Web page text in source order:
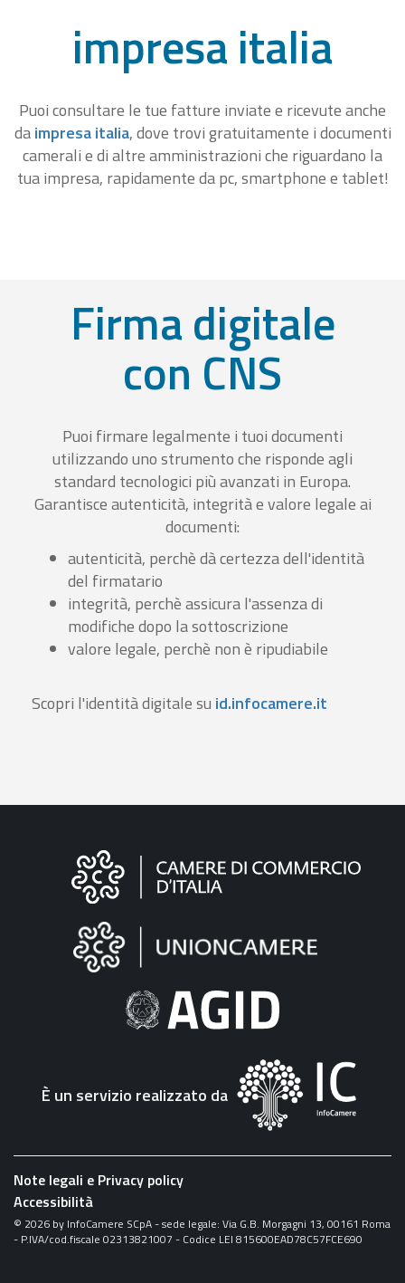
impresa italia
Puoi consultare le tue fatture inviate e ricevute anche
daimpresa italia, dove trovi gratuitamente i documenti
camerali e di altre amministrazioni che riguardano la
tua impresa, rapidamente da pc, smartphone e tablet!
Firma digitale
con CNS
Puoi firmare legalmente i tuoi documenti
utilizzando uno strumento che risponde agli
standard tecnologici più avanzati in Europa.
Garantisce autenticità, integrità e valore legale ai
documenti:
autenticità, perchè dà certezza dell'identità
del firmatario
integrità, perchè assicura l'assenza di
modifiche dopo la sottoscrizione
valore legale, perchè non è ripudiabile
Scopri l'identità digitale su id.infocamere.it
Informazioni
"Fattura
Elettronica"
È un servizio realizzato da
Note legali e Privacy policy
Accessibilità
© 2026 by InfoCamere SCpA - sede legale: Via G.B. Morgagni 13, 00161 Roma
- P.IVA/cod.fiscale 02313821007 - Codice LEI 815600EAD78C57FCE690